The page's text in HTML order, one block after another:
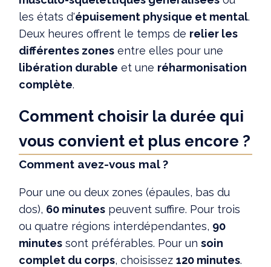
les états d'épuisement physique et mental.
Deux heures offrent le temps de relier les
différentes zones entre elles pour une
libération durable et une réharmonisation
complète.
Comment choisir la durée qui
vous convient et plus encore ?
Comment avez-vous mal ?
Pour une ou deux zones (épaules, bas du
dos), 60 minutes peuvent suffire. Pour trois
ou quatre régions interdépendantes, 90
minutes sont préférables. Pour unsoin
complet du corps, choisissez120 minutes.